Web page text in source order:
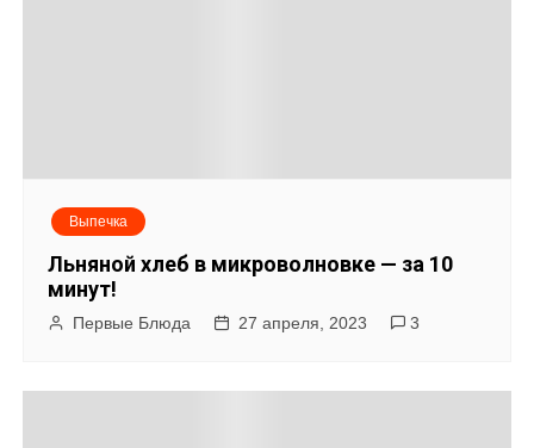
Выпечка
Льняной хлеб в микроволновке — за 10
минут!
Первые Блюда 27 апреля, 2023 3